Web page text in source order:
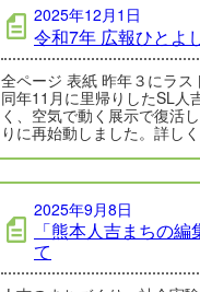
2025年12月1日
令和7年 広報ひとよ
全ページ 表紙 昨年３にラス
同年11月に里帰りしたSL人
く、空気で動く展示で復活
りに再始動しました。詳し
2025年9月8日
「熊本人吉まちの
て